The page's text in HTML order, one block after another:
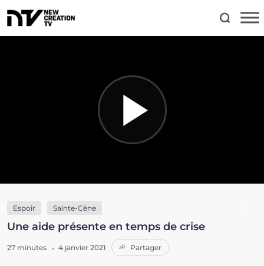
Espoir Sainte-Cène
Une aide présente en temps de crise
27 minutes 4 janvier 2021 Partager